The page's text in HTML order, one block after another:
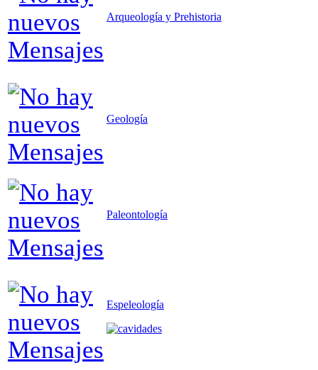
Arqueología y Prehistoria
Geología
Paleontología
Espeleología